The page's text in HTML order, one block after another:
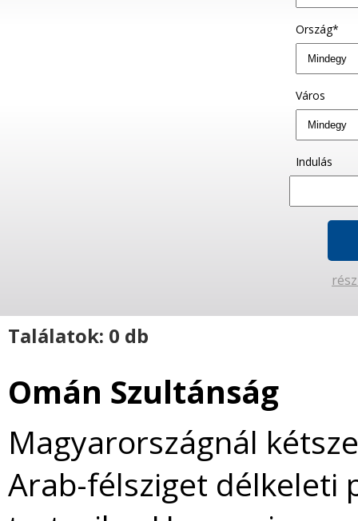
Ország*
Város
Indulás
Találatok: 0 db
Omán Szultánság
Magyarországnál
Arab-félsziget délkeleti